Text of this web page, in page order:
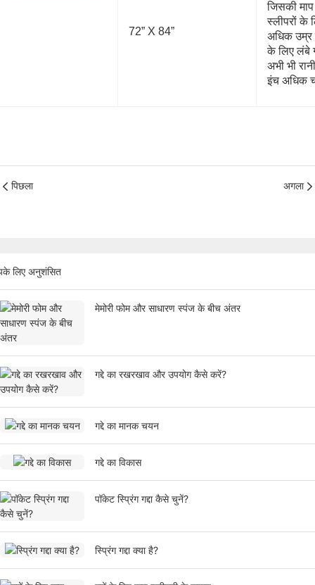
72” X 84”
जिसकी
स्लीपरों के
अधिक उम्र
के लिए लंबे
अभी भी
इंच अधिक
पिछला अगला
लिए अनुशंसित
मेमोरी फोम और साधारण स्पंज के बीच अंतर
गद्दे का रखरखाव और उपयोग कैसे करें?
गद्दे का मानक चयन
गद्दे का विकास
पॉकेट स्प्रिंग गद्दा कैसे चुनें?
स्प्रिंग गद्दा क्या है?